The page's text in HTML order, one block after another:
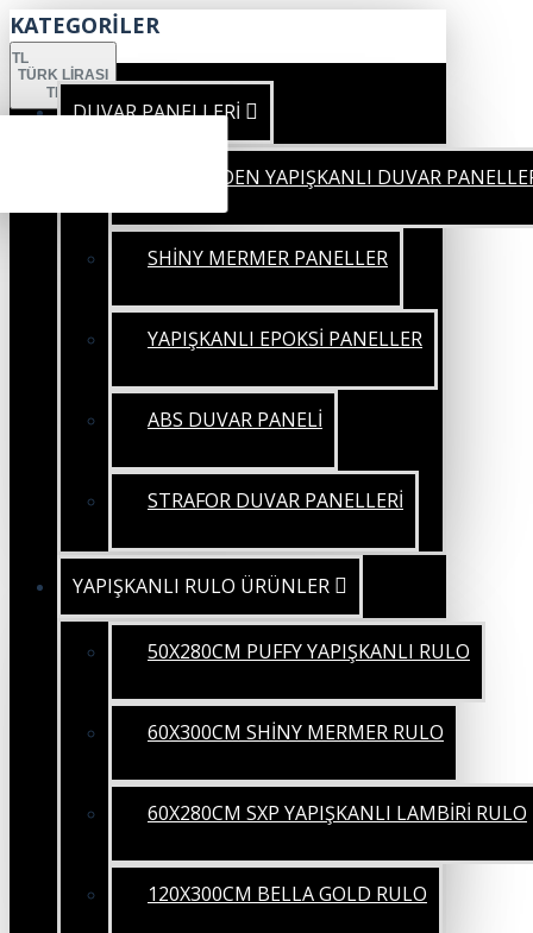
KATEGORİLER
TL
TÜRK LIRASI
TRY
DUVAR PANELLERİ
KENDİNDEN YAPIŞKANLI DUVAR
SHİNY MERMER PANELLER
YAPIŞKANLI EPOKSİ PANELLER
ABS DUVAR PANELİ
STRAFOR DUVAR PANELLERİ
YAPIŞKANLI RULO ÜRÜNLER
50X280CM PUFFY YAPIŞKANLI RULO
60X300CM SHİNY MERMER RULO
60X280CM SXP YAPIŞKANLI LAMBİRİ RULO
120X300CM BELLA GOLD RULO